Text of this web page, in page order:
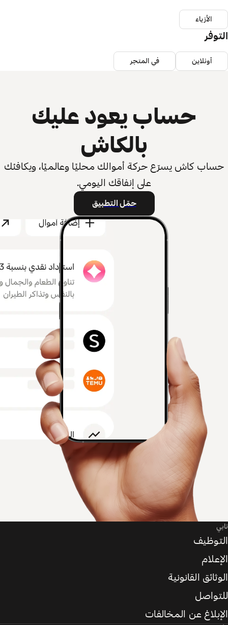
الأزياء
التوفر
أونلاين في المتجر
حساب يعود عليك
بالكاش
حساب كاش يسرّع حركة أموالك محليًا وعالميًا، ويكافئك
على إنفاقك اليومي.
حمّل التطبيق
تابي
التوظيف
الإعلام
الوثائق القانونية
للتواصل
الإبلاغ عن المخالفات